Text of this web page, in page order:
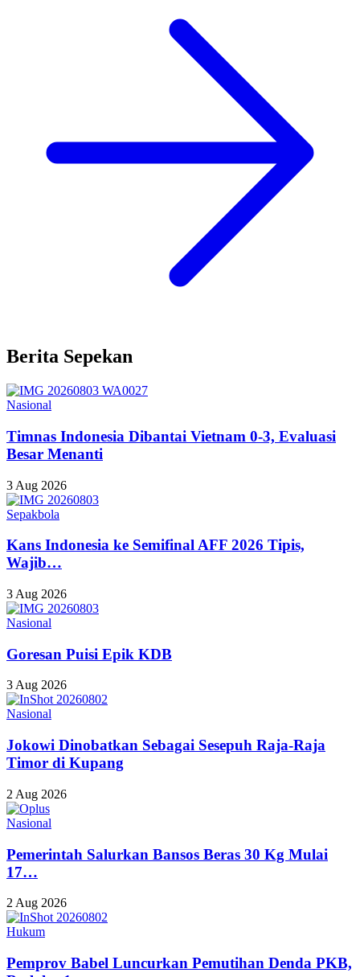
Berita Sepekan
Nasional
Timnas Indonesia Dibantai Vietnam 0-3, Evaluasi
Besar Menanti
3 Aug 2026
Sepakbola
Kans Indonesia ke Semifinal AFF 2026 Tipis,
Wajib…
3 Aug 2026
Nasional
Goresan Puisi Epik KDB
3 Aug 2026
Nasional
Jokowi Dinobatkan Sebagai Sesepuh Raja-Raja
Timor di Kupang
2 Aug 2026
Nasional
Pemerintah Salurkan Bansos Beras 30 Kg Mulai
17…
2 Aug 2026
Hukum
Pemprov Babel Luncurkan Pemutihan Denda PKB,